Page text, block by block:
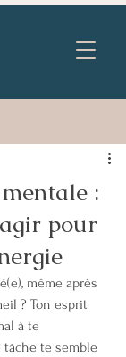
:
pour
même après
? Ton esprit
à te
te semble